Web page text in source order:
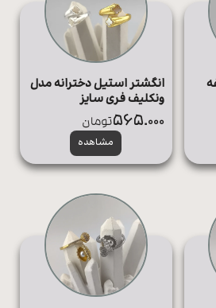
انگشتر استیل دخترانه مدل
ونکلیف فری سایز
مشاهده
565.000تومان